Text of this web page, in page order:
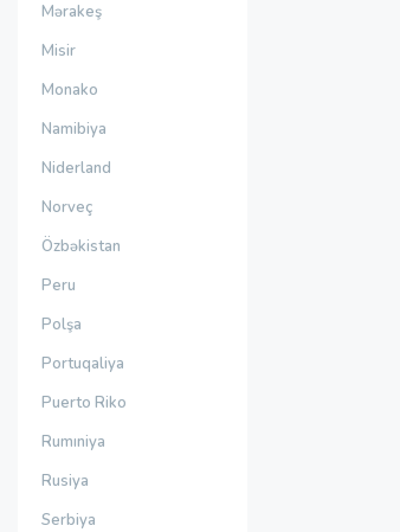
Mərakeş
Misir
Monako
Namibiya
Niderland
Norveç
Özbəkistan
Peru
Polşa
Portuqaliya
Puerto Riko
Rumıniya
Rusiya
Serbiya